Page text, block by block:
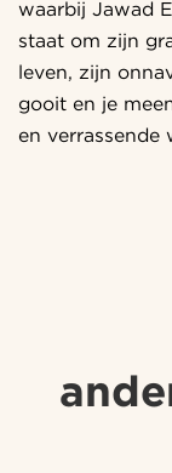
waarbij Jawad
staat om zijn
leven, zijn
gooit en je
en verrassende